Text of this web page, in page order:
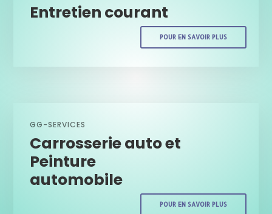
Entretien courant
POUR EN SAVOIR PLUS
GG-SERVICES
Carrosserie auto et
Peinture
automobile
POUR EN SAVOIR PLUS